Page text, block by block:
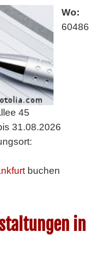
Wo:
60486
45
31.08.2026
buchen
in